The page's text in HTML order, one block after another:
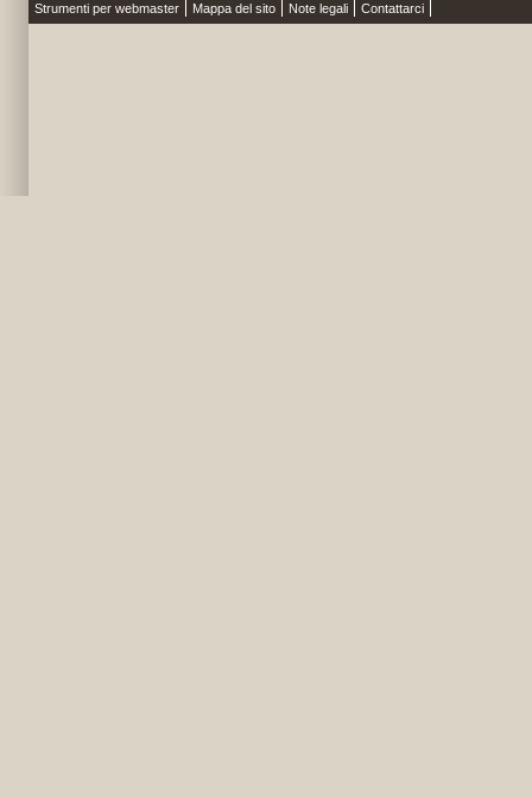
Strumenti per webmaster Mappa del sito Note legali Contattarci